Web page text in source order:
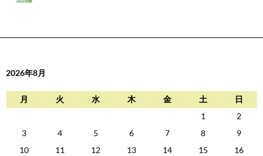
2026年8月
月 火 水 木 金 土
日
1
2
3
4 5 6 7 8
9
10
11 12 13 14 15
16